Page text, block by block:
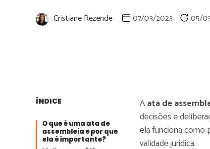
Cristiane Rezende 07/03/2023 05/
ÍNDICE
O que é uma ata de
assembleia e por que
ela é importante?
Aata de
decisões e
ela funciona como
validade jurídica.